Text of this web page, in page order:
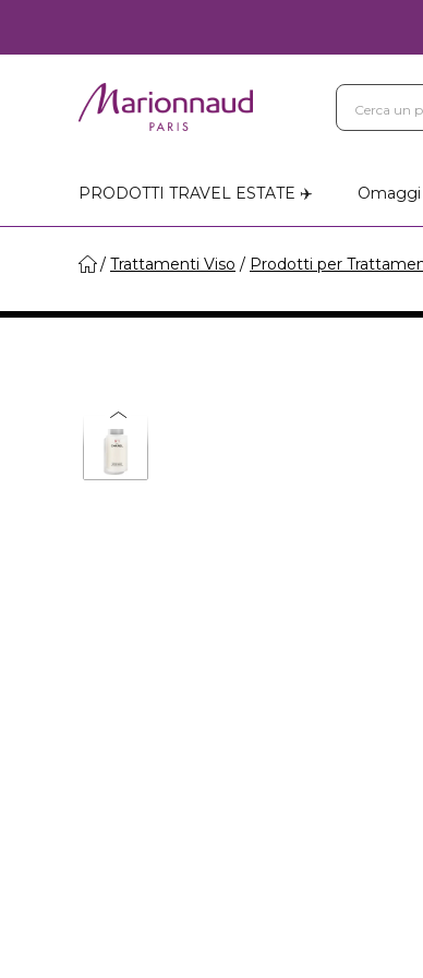
PRODOTTI TRAVEL ESTATE ✈️ Omaggi
Trattamenti Viso Prodotti per